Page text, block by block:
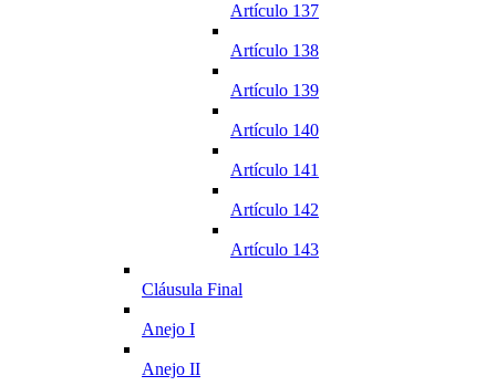
Artículo 137
Artículo 138
Artículo 139
Artículo 140
Artículo 141
Artículo 142
Artículo 143
Cláusula Final
Anejo I
Anejo II